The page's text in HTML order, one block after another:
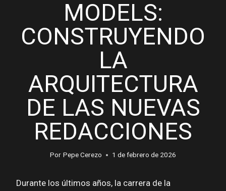
MODELS:
CONSTRUYENDO
LA
ARQUITECTURA
DE LAS NUEVAS
REDACCIONES
Por Pepe Cerezo 1 de febrero de 2026
Durante los últimos años, la carrera de la